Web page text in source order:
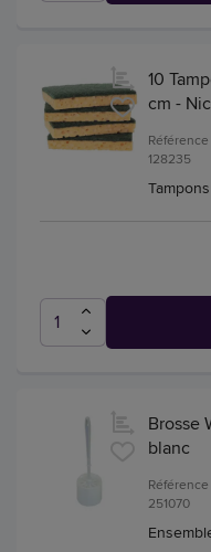
10
cm -
Référence
128235
Brosse
blanc
Référence
251070